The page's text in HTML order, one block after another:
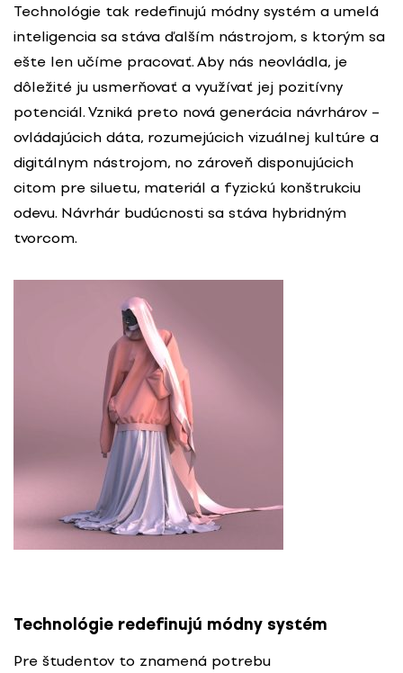
Technológie tak redefinujú módny systém a umelá
inteligencia sa stáva ďalším nástrojom, s ktorým sa
ešte len učíme pracovať. Aby nás neovládla, je
dôležité ju usmerňovať a využívať jej pozitívny
potenciál. Vzniká preto nová generácia návrhárov –
ovládajúcich dáta, rozumejúcich vizuálnej kultúre a
digitálnym nástrojom, no zároveň disponujúcich
citom pre siluetu, materiál a fyzickú konštrukciu
odevu. Návrhár budúcnosti sa stáva hybridným
tvorcom.
Technológie redefinujú módny systém
Pre študentov to znamená potrebu